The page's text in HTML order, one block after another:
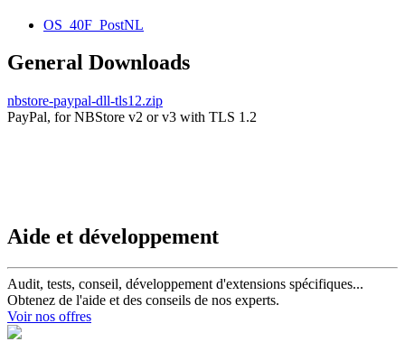
OS_40F_PostNL
General Downloads
nbstore-paypal-dll-tls12.zip
PayPal, for NBStore v2 or v3 with TLS 1.2
Aide et développement
Audit, tests, conseil, développement d'extensions spécifiques...
Obtenez de l'aide et des conseils de nos experts.
Voir nos offres